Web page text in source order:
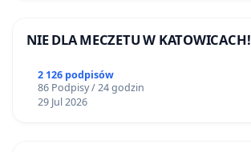
NIE DLA MECZETU W KATOWICACH!
2 126 podpisów
86 Podpisy / 24 godzin
29 Jul 2026